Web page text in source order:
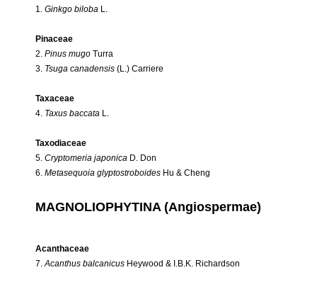
1. Ginkgo biloba L.
Pinaceae
2. Pinus mugo Turra
3. Tsuga canadensis (L.) Carriere
Taxaceae
4. Taxus baccata L.
Taxodiaceae
5. Cryptomeria japonica D. Don
6. Metasequoia glyptostroboides Hu & Cheng
MAGNOLIOPHYTINA (Angiospermae)
Acanthaceae
7.Acanthus balcanicus Heywood & I.B.K. Richardson